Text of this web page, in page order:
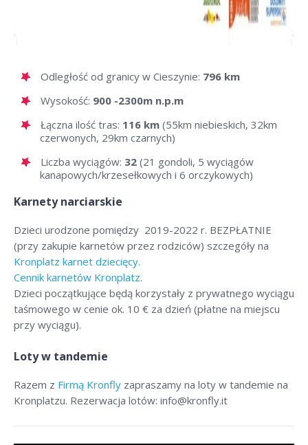
Odległość od granicy w Cieszynie: 796 km
Wysokość: 900 -2300m n.p.m
Łączna ilość tras: 116 km (55km niebieskich, 32km
czerwonych, 29km czarnych)
Liczba wyciągów: 32 (21 gondoli, 5 wyciągów
kanapowych/krzesełkowych i 6 orczykowych)
Karnety narciarskie
Dzieci urodzone pomiędzy 2019-2022 r. BEZPŁATNIE
(przy zakupie karnetów przez rodziców) szczegóły na
Kronplatz karnet dziecięcy.
Cennik karnetów Kronplatz.
Dzieci początkujące będą korzystały z prywatnego wyciągu
taśmowego w cenie ok. 10 € za dzień (płatne na miejscu
przy wyciągu).
Loty w tandemie
Razem z Firmą Kronfly zapraszamy na loty w tandemie na
Kronplatzu. Rezerwacja lotów: info@kronfly.it